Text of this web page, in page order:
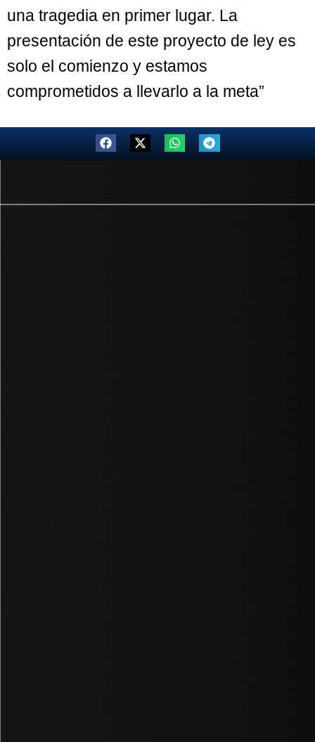
una tragedia en primer lugar. La
presentación de este proyecto de ley es
solo el comienzo y estamos
comprometidos a llevarlo a la meta”